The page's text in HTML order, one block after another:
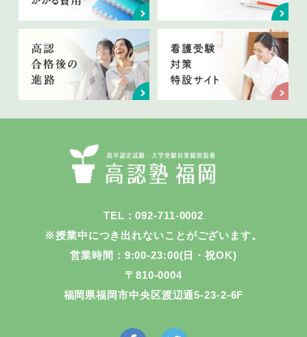
TEL：092-711-0002
※授業中につき出れないことがございます。
営業時間：9:00-23:00(日・祝OK)
〒810-0004
福岡県福岡市中央区渡辺通5-23-2-6F